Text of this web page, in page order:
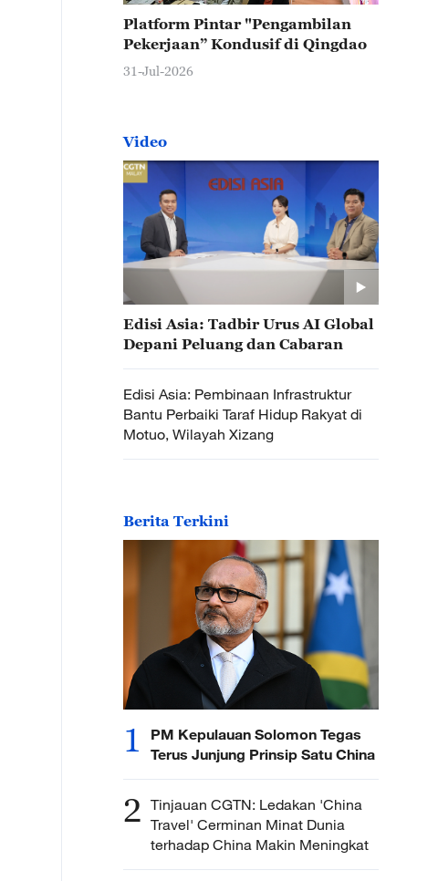
Platform Pintar "Pengambilan
Pekerjaan” Kondusif di Qingdao
31-Jul-2026
Video
Edisi Asia: Tadbir Urus AI Global
Depani Peluang dan Cabaran
Edisi Asia: Pembinaan Infrastruktur
Bantu Perbaiki Taraf Hidup Rakyat di
Motuo, Wilayah Xizang
Berita Terkini
1
PM Kepulauan Solomon Tegas
Terus Junjung Prinsip Satu China
2 Tinjauan CGTN: Ledakan 'China
Travel' Cerminan Minat Dunia
terhadap China Makin Meningkat